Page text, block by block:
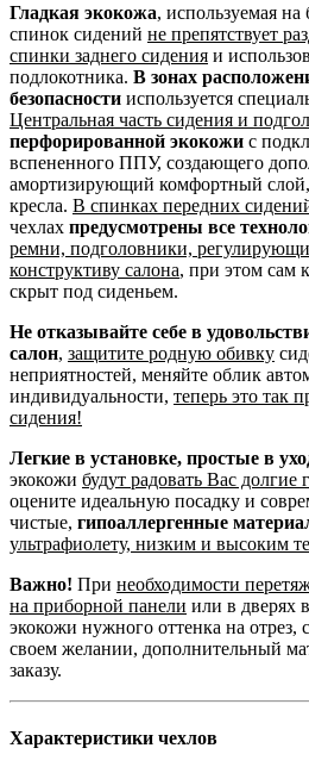
Гладкая экокожа, используемая на
спинок сидений не препятствует
спинки заднего сидения и
подлокотника. В зонах
безопасности используется
Центральная часть сидения и
перфорированной экокожи с
вспененного ППУ, создающего
амортизирующий комфортный
кресла. В спинках передних
чехлах предусмотрены все
ремни, подголовники,
конструктиву салона, при этом сам
скрыт под сиденьем.
Не отказывайте себе в
салон, защитите родную обивку
неприятностей, меняйте облик
индивидуальности, теперь это так
сидения!
Легкие в установке, простые в
экокожи будут радовать Вас долгие
оцените идеальную посадку и
чистые, гипоаллергенные
ультрафиолету, низким и высоким
Важно! При необходимости
на приборной панели или в дверях
экокожи нужного оттенка на
своем желании, дополнительный
заказу.
Характеристики чехлов